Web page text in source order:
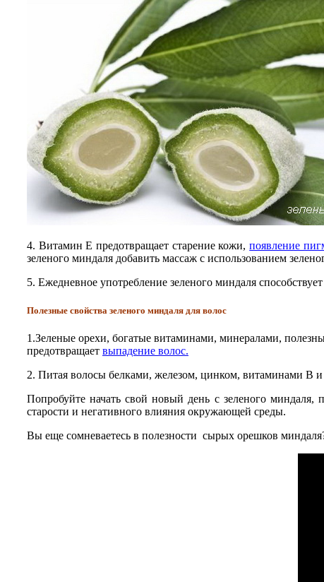
4. Витамин Е предотвращает старение кожи,появление
зеленого миндаля добавить массаж с использованием
5. Ежедневное употребление зеленого миндаля
Полезные свойства зеленого миндаля для волос
1.Зеленые орехи, богатые витаминами, минералами,
предотвращает выпадение волос.
2. Питая волосы белками, железом, цинком, витаминами В и
Попробуйте начать свой новый день с зеленого миндаля,
старости и негативного влияния окружающей среды.
Вы еще сомневаетесь в полезности сырых орешков